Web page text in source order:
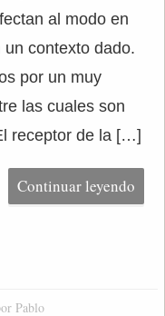
al modo en
contexto dado.
por un muy
las cuales son
receptor de la […]
Continuar leyendo
Pablo